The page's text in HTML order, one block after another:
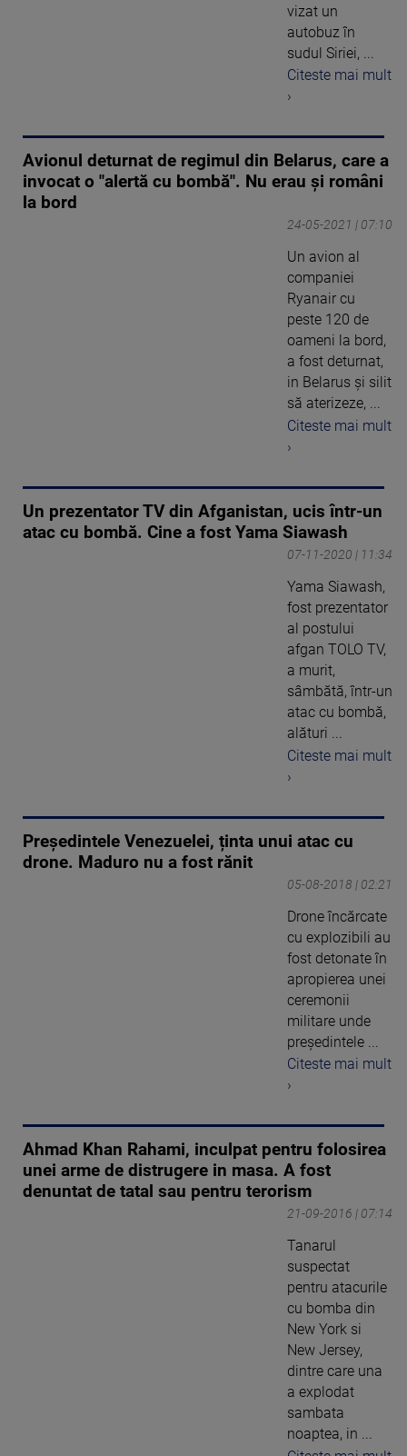
vizat un
autobuz în
sudul Siriei, ...
Citeste mai mult
›
Avionul deturnat de regimul din Belarus, care a
invocat o "alertă cu bombă". Nu erau și români
la bord
24-05-2021 | 07:10
Un avion al
companiei
Ryanair cu
peste 120 de
oameni la bord,
a fost deturnat,
in Belarus și silit
să aterizeze, ...
Citeste mai mult
›
Un prezentator TV din Afganistan, ucis într-un
atac cu bombă. Cine a fost Yama Siawash
07-11-2020 | 11:34
Yama Siawash,
fost prezentator
al postului
afgan TOLO TV,
a murit,
sâmbătă, într-un
atac cu bombă,
alături ...
Citeste mai mult
›
Președintele Venezuelei, ținta unui atac cu
drone. Maduro nu a fost rănit
05-08-2018 | 02:21
Drone încărcate
cu explozibili au
fost detonate în
apropierea unei
ceremonii
militare unde
preşedintele ...
Citeste mai mult
›
Ahmad Khan Rahami, inculpat pentru folosirea
unei arme de distrugere in masa. A fost
denuntat de tatal sau pentru terorism
21-09-2016 | 07:14
Tanarul
suspectat
pentru atacurile
cu bomba din
New York si
New Jersey,
dintre care una
a explodat
sambata
noaptea, in ...